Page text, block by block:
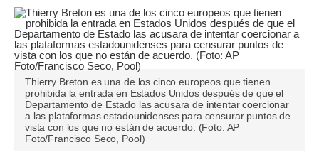
Editorial
Pregunta de hoy
Blogs
Tendencias
Lujo
Thierry Breton es una de los cinco europeos que tienen
prohibida la entrada en Estados Unidos después de que el
Departamento de Estado las acusara de intentar coercionar
a las plataformas estadounidenses para censurar puntos de
vista con los que no están de acuerdo. (Foto: AP
Foto/Francisco Seco, Pool)